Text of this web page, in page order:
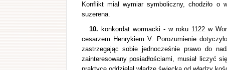
Konflikt miał wymiar symboliczny, chodziło o
suzerena.
10. konkordat wormacki - w roku 1122 w
cesarzem Henrykiem V. Porozumienie
zastrzegając sobie jednocześnie prawo do
zainteresowany posiadłościami, musiał liczyć